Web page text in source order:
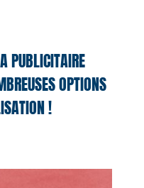
PUBLICITAIRE
OPTIONS
!